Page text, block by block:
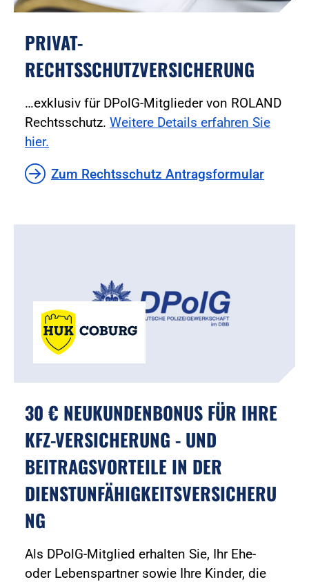
PRIVAT-
RECHTSSCHUTZVERSICHERUNG
…exklusiv für DPolG-Mitglieder von ROLAND
Rechtsschutz. Weitere Details erfahren Sie
hier.
Zum Rechtsschutz Antragsformular
30 € NEUKUNDENBONUS FÜR IHRE
KFZ-VERSICHERUNG - UND
BEITRAGSVORTEILE IN DER
DIENSTUNFÄHIGKEITSVERSICHERU
NG
Als DPolG-Mitglied erhalten Sie, Ihr Ehe-
oder Lebenspartner sowie Ihre Kinder, die